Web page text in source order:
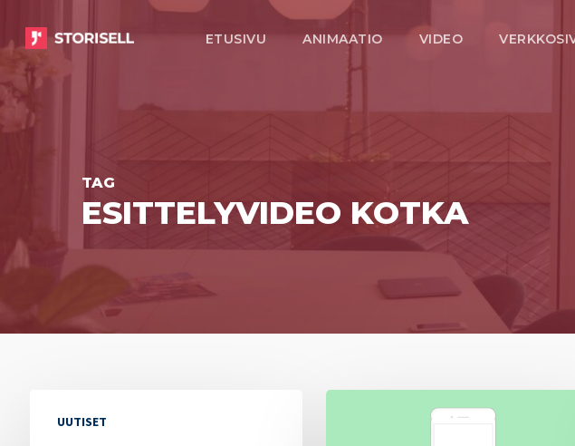
to
content
ETUSIVU ANIMAATIO VIDEO
TAG
ESITTELYVIDEO KOTKA
toimittaaUUTISET